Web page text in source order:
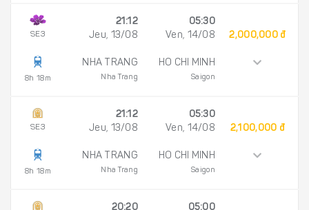
SE3
8h 18m
21:12
Jeu, 13/08
NHA TRANG
Nha Trang
05:30
Ven, 14/08
HO CHI MINH
Saigon
2,000,000 đ
SE3
8h 18m
21:12
Jeu, 13/08
NHA TRANG
Nha Trang
05:30
Ven, 14/08
HO CHI MINH
Saigon
2,100,000 đ
20:20 05:00